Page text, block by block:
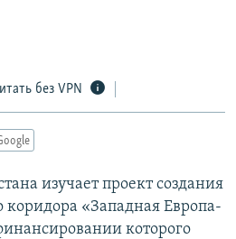
без VPN
изучает проект создания
коридора «Западная Европа-
которого